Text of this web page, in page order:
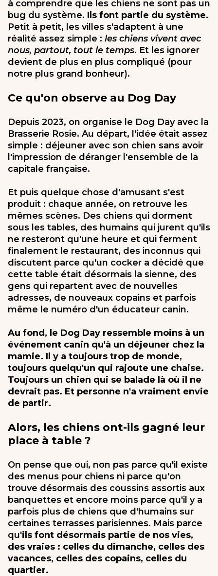
à comprendre que les chiens ne sont pas un
bug du système. Ils font partie du système.
Petit à petit, les villes s'adaptent à une
réalité assez simple : les chiens vivent avec
nous, partout, tout le temps. Et les ignorer
devient de plus en plus compliqué (pour
notre plus grand bonheur).
Ce qu'on observe au Dog Day
Depuis 2023, on organise le Dog Day avec la
Brasserie Rosie. Au départ, l'idée était assez
simple : déjeuner avec son chien sans avoir
l'impression de déranger l'ensemble de la
capitale française.
Et puis quelque chose d'amusant s'est
produit : chaque année, on retrouve les
mêmes scènes. Des chiens qui dorment
sous les tables, des humains qui jurent qu'ils
ne resteront qu'une heure et qui ferment
finalement le restaurant, des inconnus qui
discutent parce qu'un cocker a décidé que
cette table était désormais la sienne, des
gens qui repartent avec de nouvelles
adresses, de nouveaux copains et parfois
même le numéro d'un éducateur canin.
Au fond, le Dog Day ressemble moins à un
événement canin qu'à un déjeuner chez la
mamie. Il y a toujours trop de monde,
toujours quelqu'un qui rajoute une chaise.
Toujours un chien qui se balade là où il ne
devrait pas. Et personne n'a vraiment envie
de partir.
Alors, les chiens ont-ils gagné leur
place à table ?
On pense que oui, non pas parce qu'il existe
des menus pour chiens ni parce qu'on
trouve désormais des coussins assortis aux
banquettes et encore moins parce qu'il y a
parfois plus de chiens que d'humains sur
certaines terrasses parisiennes. Mais parce
qu'ils font désormais partie de nos vies,
des vraies : celles du dimanche, celles des
vacances, celles des copains, celles du
quartier.